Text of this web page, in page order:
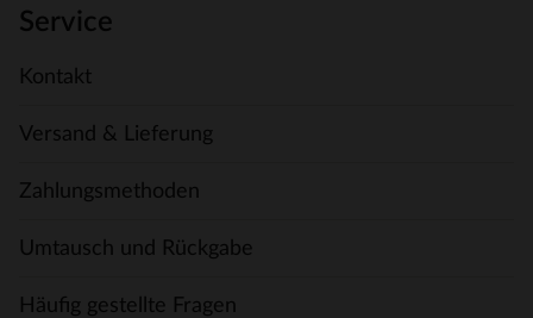
Service
Kontakt
Versand & Lieferung
Zahlungsmethoden
Umtausch und Rückgabe
Häufig gestellte Fragen